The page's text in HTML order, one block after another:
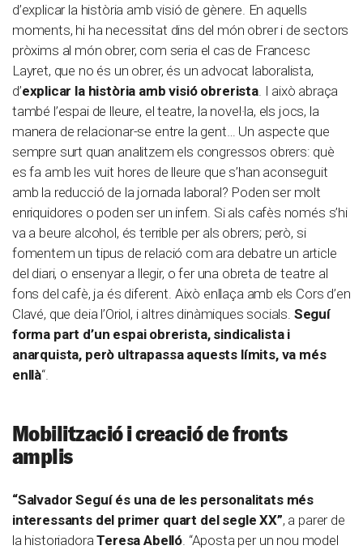
d’explicar la història amb visió de gènere. En aquells
moments, hi ha necessitat dins del món obrer i de sectors
pròxims al món obrer, com seria el cas de Francesc
Layret, que no és un obrer, és un advocat laboralista,
d’explicar la història amb visió obrerista. I això abraça
també l’espai de lleure, el teatre, la novel·la, els jocs, la
manera de relacionar-se entre la gent… Un aspecte que
sempre surt quan analitzem els congressos obrers: què
es fa amb les vuit hores de lleure que s’han aconseguit
amb la reducció de la jornada laboral? Poden ser molt
enriquidores o poden ser un infern. Si als cafès només s’hi
va a beure alcohol, és terrible per als obrers; però, si
fomentem un tipus de relació com ara debatre un article
del diari, o ensenyar a llegir, o fer una obreta de teatre al
fons del cafè, ja és diferent. Això enllaça amb els Cors d’en
Clavé, que deia l’Oriol, i altres dinàmiques socials. Seguí
forma part d’un espai obrerista, sindicalista i
anarquista, però ultrapassa aquests límits, va més
enllà“.
Mobilització i creació de fronts
amplis
“Salvador Seguí és una de les personalitats més
interessants del primer quart del segle XX”, a parer de
la historiadoraTeresa Abelló . “Aposta per un nou model